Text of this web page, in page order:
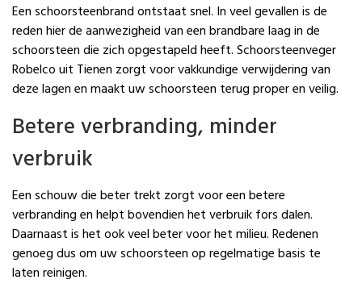
Een schoorsteenbrand ontstaat snel. In veel gevallen is de
reden hier de aanwezigheid van een brandbare laag in de
schoorsteen die zich opgestapeld heeft. Schoorsteenveger
Robelco uit Tienen zorgt voor vakkundige verwijdering van
deze lagen en maakt uw schoorsteen terug proper en veilig.
Betere verbranding, minder
verbruik
Een schouw die beter trekt zorgt voor een betere
verbranding en helpt bovendien het verbruik fors dalen.
Daarnaast is het ook veel beter voor het milieu. Redenen
genoeg dus om uw schoorsteen op regelmatige basis te
laten reinigen.